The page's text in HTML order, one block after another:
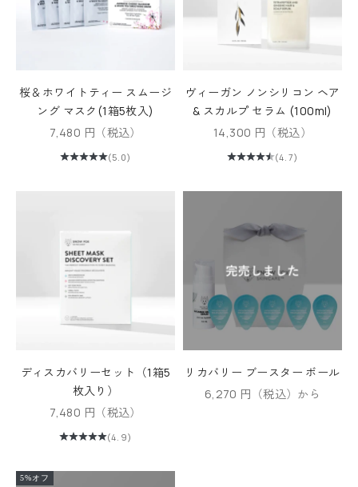
桜＆ホワイトティー スムージ
ング マスク(1箱5枚入)
セール価格
7,480 円（税込）
(5.0)
ヴィーガン ノンシリコン ヘア
& スカルプ セラム (100ml)
セール価格
14,300 円（税込）
(4.7)
ディスカバリーセット（1箱5
枚入り）
セール価格
7,480 円（税込）
(4.9)
リカバリー ブースター ボール
セール価格
6,270 円（税込）から
5%オフ